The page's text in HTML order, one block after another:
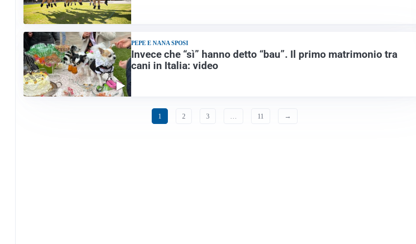
PEPE E NANA SPOSI
Invece che “sì” hanno detto “bau”. Il primo matrimonio tra
cani in Italia: video
1 2 3 11 →